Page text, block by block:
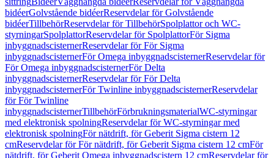
bidéerGolvstående bidéerReservdelar för Golvstående
bidéerTillbehörReservdelar för TillbehörSpolplattor och WC-
styrningarSpolplattorReservdelar för SpolplattorFör Sigma
inbyggnadscisternerReservdelar för För Sigma
inbyggnadscisternerFör Omega inbyggnadscisternerReservdelar för
För Omega inbyggnadscisternerFör Delta
inbyggnadscisternerReservdelar för För Delta
inbyggnadscisternerFör Twinline inbyggnadscisternerReservdelar
för För Twinline
inbyggnadscisternerTillbehörFörbrukningsmaterialWC-styrningar
med elektronisk spolningReservdelar för WC-styrningar med
elektronisk spolningFör nätdrift, för Geberit Sigma cistern 12
cmReservdelar för För nätdrift, för Geberit Sigma cistern 12 cmFör
nätdrift, för Geberit Omega inbyggnadscistern 12 cmReservdelar för